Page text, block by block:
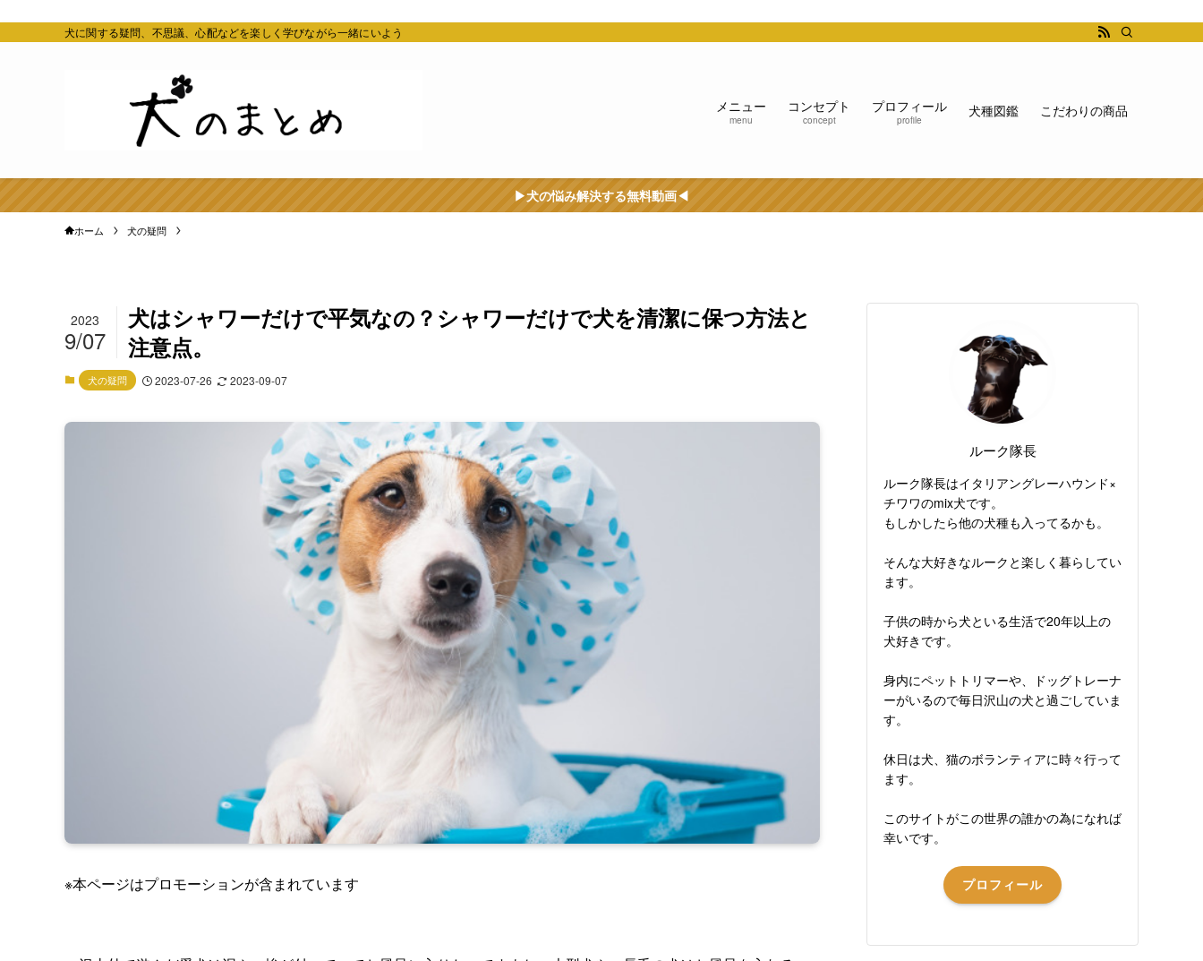
犬に関する疑問、不思議、心配などを楽しく学びながら一緒にいよう
メニュー
menu
コンセプト
concept
プロフィール
profile
犬種図鑑 こだわりの商品
▶︎犬の悩み解決する無料動画◀︎
ホーム 犬の疑問
犬はシャワーだけで平気なの？シャワーだけで犬を清潔に保つ方法と
注意点。
2023
9/07
犬の疑問 2023-07-26 2023-09-07
※本ページはプロモーションが含まれています
ルーク隊長
ルーク隊長はイタリアングレーハウンド×
チワワのmix犬です。
もしかしたら他の犬種も入ってるかも。
そんな大好きなルークと楽しく暮らしてい
ます。
子供の時から犬といる生活で20年以上の
犬好きです。
身内にペットトリマーや、ドッグトレーナ
ーがいるので毎日沢山の犬と過ごしていま
す。
休日は犬、猫のボランティアに時々行って
ます。
このサイトがこの世界の誰かの為になれば
幸いです。
プロフィール